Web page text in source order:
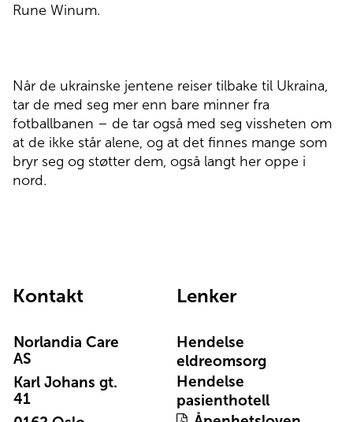
Rune Winum.
Når de ukrainske jentene reiser tilbake til Ukraina,
tar de med seg mer enn bare minner fra
fotballbanen – de tar også med seg vissheten om
at de ikke står alene, og at det finnes mange som
bryr seg og støtter dem, også langt her oppe i
nord.
Kontakt
Norlandia Care
AS
Karl Johans gt.
41
Lenker
Hendelse
eldreomsorg
Hendelse
pasienthotell